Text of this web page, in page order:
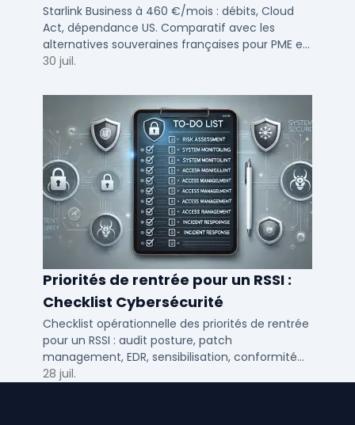
françaises 2026
Starlink Business à 460 €/mois : débits, Cloud
Act, dépendance US. Comparatif avec les
alternatives souveraines françaises pour PME et
ETI multi-sites. Avis terrain et critères de choix
30 juil.
Priorités de rentrée pour un RSSI :
Checklist Cybersécurité
Checklist opérationnelle des priorités de rentrée
pour un RSSI : audit posture, patch
management, EDR, sensibilisation, conformité
NIS2 et plan de continuité.
28 juil.